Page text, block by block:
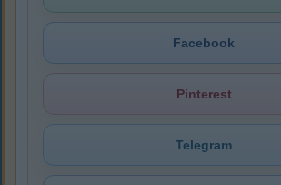
Facebook
Pinterest
Telegram